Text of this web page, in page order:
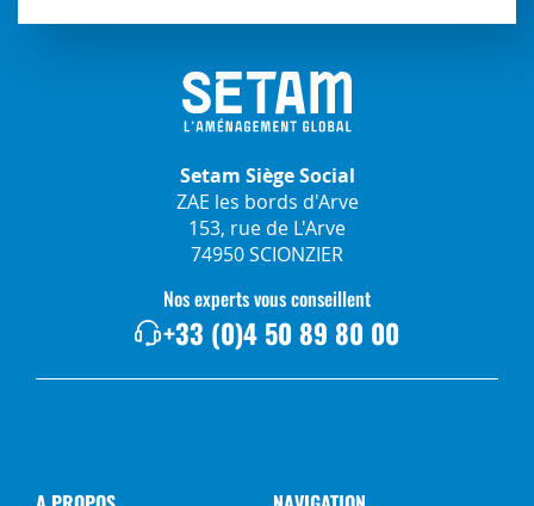
Setam Siège Social
ZAE les bords d'Arve
153, rue de L'Arve
74950 SCIONZIER
Nos experts vous conseillent
+33 (0)4 50 89 80 00